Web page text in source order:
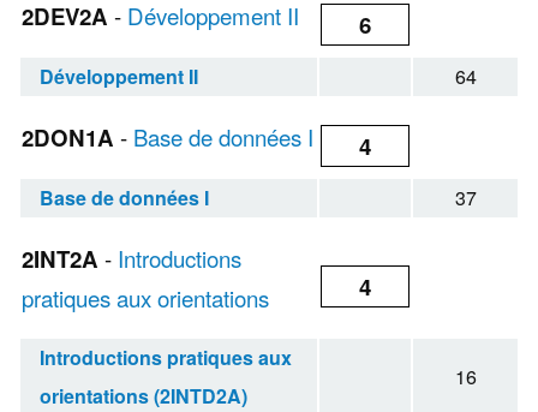
2DEV2A - Développement II 6
Développement II 64
2DON1A - Base de données I 4
Base de données I 37
2INT2A - Introductions
pratiques aux orientations
4
Introductions pratiques aux
orientations (2INTD2A)
16